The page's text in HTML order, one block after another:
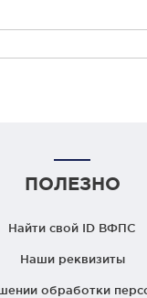
ПОЛЕЗНО
Найти свой ID ВФПС
Наши реквизиты
обработки